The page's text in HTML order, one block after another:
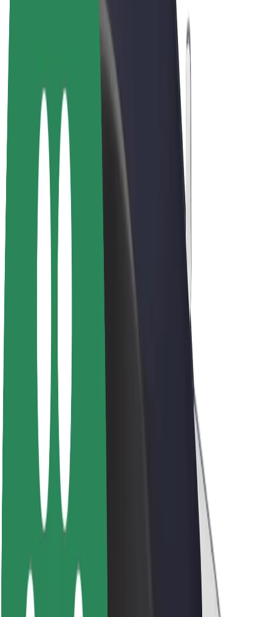
Bicis
Bolt Plus
Colabora con Bolt
Conductores
Ingresos de conductor/a
Repartidores
Ingresos de repartidor
Comercios de Bolt Food
Sostenibilidad en Bolt
Project Zero
Blog
Sala de prensa
Directrices de la marca
Misión
Relación con inversores
Liderazgo
Medios
Fondo Urbano